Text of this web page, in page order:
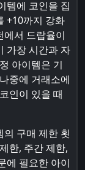
템에 코인을 집
+10까지 강화
서 드랍율이
가장 시간과 자
아이템은 기
중에 거래소에
인이 있을 때
구매 제한 횟
한, 주간 제한,
에 필요한 아이